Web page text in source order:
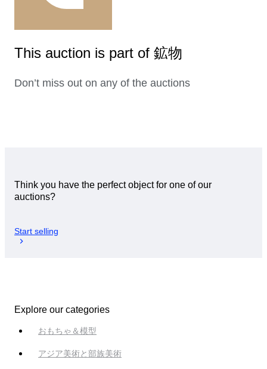
This auction is part of 鉱物
Don’t miss out on any of the auctions
Think you have the perfect object for one of our
auctions?
Start selling
Explore our categories
おもちゃ＆模型
アジア美術と部族美術